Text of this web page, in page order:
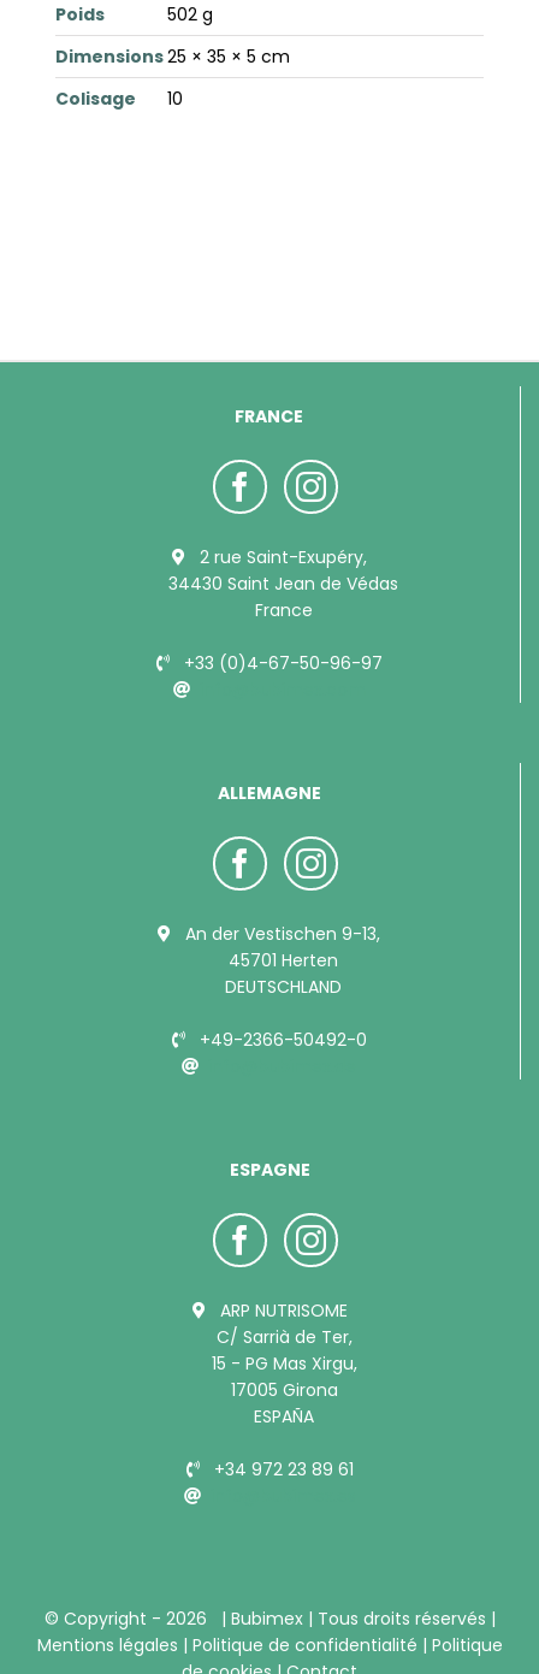
Poids
502 g
Dimensions25 × 35 × 5 cm
Colisage
10
FRANCE
2 rue Saint-Exupéry,
34430 Saint Jean de Védas
France
+33 (0)4-67-50-96-97
ALLEMAGNE
An der Vestischen 9-13,
45701 Herten
DEUTSCHLAND
+49-2366-50492-0
ESPAGNE
ARP NUTRISOME
C/ Sarrià de Ter,
15 - PG Mas Xirgu,
17005 Girona
ESPAÑA
+34 972 23 89 61
© Copyright - 2026 | Bubimex | Tous droits réservés |
Mentions légales | Politique de confidentialité | Politique